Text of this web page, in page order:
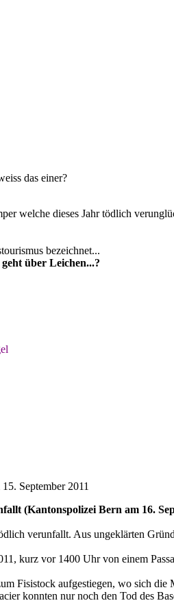
das einer?
welche dieses Jahr tödlich
bezeichnet...
über Leichen...?
September 2011
(Kantonspolizei Bern am 16.
verunfallt. Aus ungeklärten
kurz vor 1400 Uhr von einem
Fisistock aufgestiegen, wo sich
konnten nur noch den Tod des